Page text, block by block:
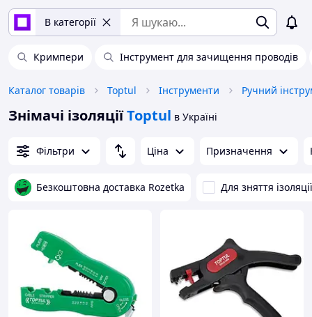
В категорії
Кримпери Інструмент для зачищення проводів
Каталог товарів Toptul Інструменти Ручний
Знімачі ізоляціїToptul в Україні
Фільтри Ціна Призначення
Безкоштовна доставка Rozetka Для зняття